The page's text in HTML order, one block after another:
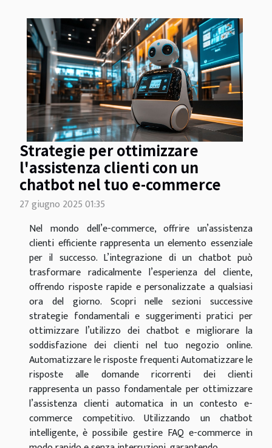
Strategie per ottimizzare
l'assistenza clienti con un
chatbot nel tuo e-commerce
27 giugno 2025 01:35
Nel mondo dell’e-commerce, offrire un’assistenza
clienti efficiente rappresenta un elemento essenziale
per il successo. L’integrazione di un chatbot può
trasformare radicalmente l’esperienza del cliente,
offrendo risposte rapide e personalizzate a qualsiasi
ora del giorno. Scopri nelle sezioni successive
strategie fondamentali e suggerimenti pratici per
ottimizzare l’utilizzo dei chatbot e migliorare la
soddisfazione dei clienti nel tuo negozio online.
Automatizzare le risposte frequenti Automatizzare le
risposte alle domande ricorrenti dei clienti
rappresenta un passo fondamentale per ottimizzare
l’assistenza clienti automatica in un contesto e-
commerce competitivo. Utilizzando un chatbot
intelligente, è possibile gestire FAQ e-commerce in